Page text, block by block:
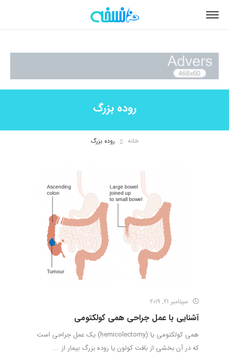
روده بزرگ
خانه روده بزرگ
سپتامبر 21, 2019
آشنایی با عمل جراحی همی کولکتومی
همی کولکتومی یا (hemicolectomy) یک عمل جراحی است
که در آن بخشی از بافت کولون یا روده بزرگ بیمار از ...